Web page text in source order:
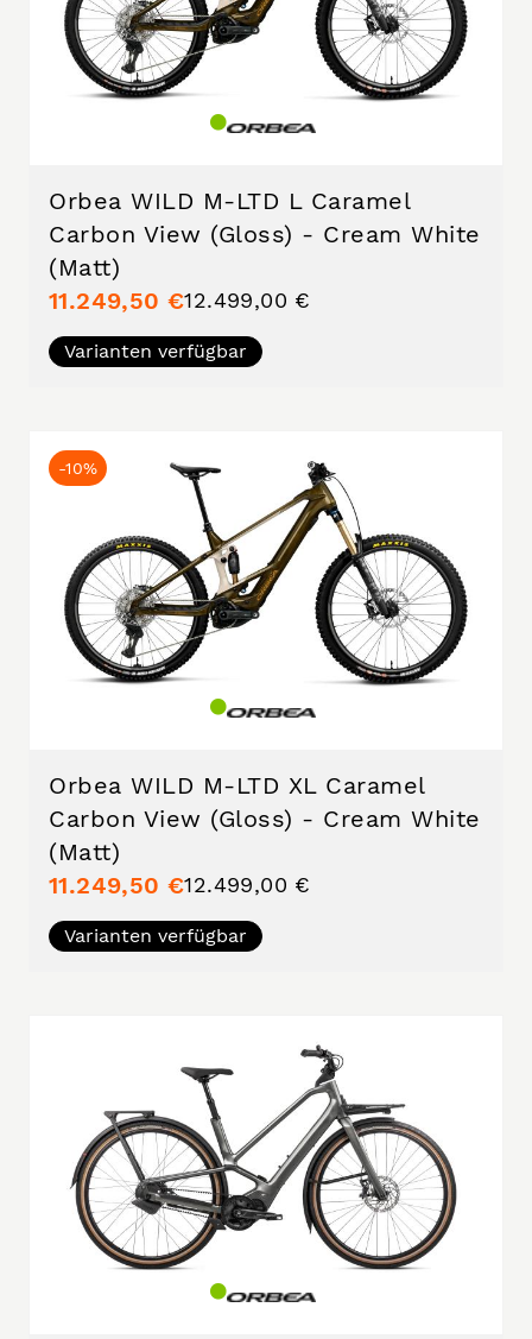
Orbea WILD M-LTD L Caramel
Carbon View (Gloss) - Cream White
(Matt)
11.249,50 €12.499,00 €
Varianten verfügbar
-10%
Orbea WILD M-LTD XL Caramel
Carbon View (Gloss) - Cream White
(Matt)
11.249,50 €12.499,00 €
Varianten verfügbar